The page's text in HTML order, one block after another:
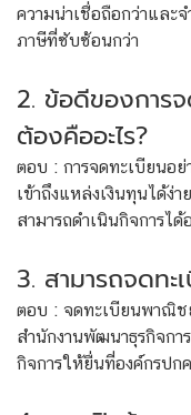
ความน่าเชื่อถือกว่าและ
ภาษีที่ซับซ้อนกว่า
2. ข้อดีของการจ
ต้องคืออะไร?
ตอบ : การจดทะเบียนอย่
เข้าถึงแหล่งเงินทุนได้ง่
สามารถดำเนินกิจการได้
3. สามารถจดทะ
ตอบ : จดทะเบียนพาณิช
สำนักงานพัฒนาธุรกิจกา
กิจการให้ยื่นที่องค์กรปก